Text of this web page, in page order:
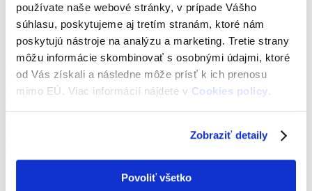
používate naše webové stránky, v prípade Vášho
súhlasu, poskytujeme aj tretím stranám, ktoré nám
poskytujú nástroje na analýzu a marketing. Tretie strany
môžu informácie skombinovať s osobnými údajmi, ktoré
od Vás získali a následne môže prísť k ich prenosu
mimo EÚ. Viac informácií nájdete v Cookies policy.
Zobraziť detaily
Povoliť všetko
Ako taký vzťah identifikovať?
Jednoducho, pomocou vyššie zmienených znakov. Ak máte pocit,
že sú vo vzťahu navyše neustále prítomné klamstvá, že zažívate viac
zlého ako dobrého a vaše spoločné chvíľky sú neustálym súbojom,
ešte zostali hodnoty, pre ktoré sa oplatí bojovať, snažte sa vzťah